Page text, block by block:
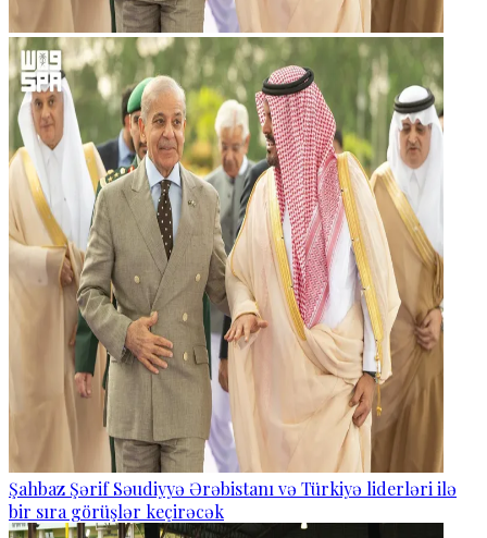
Şahbaz Şərif Səudiyyə Ərəbistanı və Türkiyə liderləri ilə
bir sıra görüşlər keçirəcək